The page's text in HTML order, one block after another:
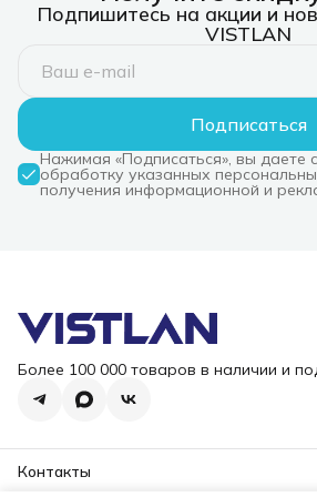
Подпишитесь на акции и
VISTLAN
Подписаться
Нажимая «Подписаться», вы даете
обработку указанных
получения информационной и
Более 100 000 товаров в наличии и
Контакты